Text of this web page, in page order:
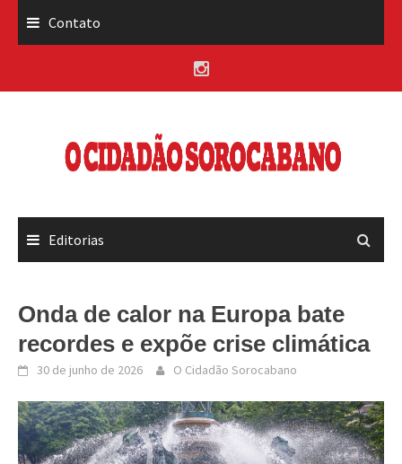
Contato
Editorias
Onda de calor na Europa bate
recordes e expõe crise climática
30 de junho de 2026 O Cidadão Sorocabano